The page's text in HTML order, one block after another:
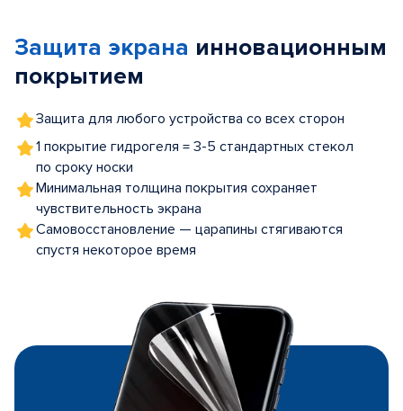
5
Защита экрана инновационным
покрытием
Защита для любого устройства со всех сторон
1 покрытие гидрогеля = 3-5 стандартных стекол
по сроку носки
Минимальная толщина покрытия сохраняет
чувствительность экрана
Самовосстановление — царапины стягиваются
спустя некоторое время